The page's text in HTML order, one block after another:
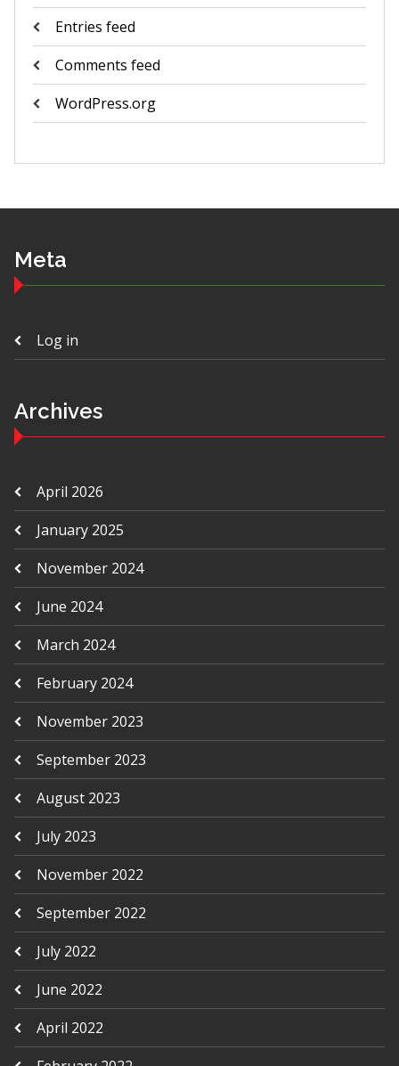
Entries feed
Comments feed
WordPress.org
Meta
Log in
Archives
April 2026
January 2025
November 2024
June 2024
March 2024
February 2024
November 2023
September 2023
August 2023
July 2023
November 2022
September 2022
July 2022
June 2022
April 2022